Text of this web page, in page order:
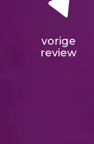
vorige
review